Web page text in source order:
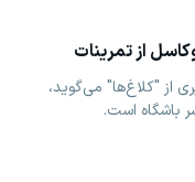
از تمرینات
از "کلاغ‌ها" می‌گوید،
باشگاه است.